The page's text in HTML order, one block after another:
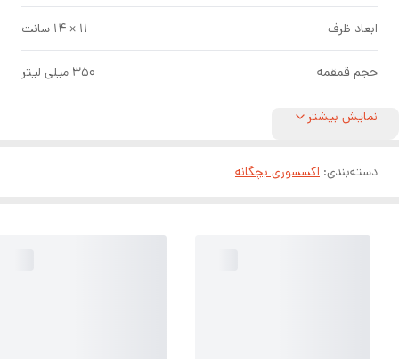
ابعاد ظرف ۱۱ × ۱۴ سانت
حجم قمقمه ۳۵۰ میلی لیتر
نمایش بیشتر
دسته‌بندی: اکسسوری بچگانه